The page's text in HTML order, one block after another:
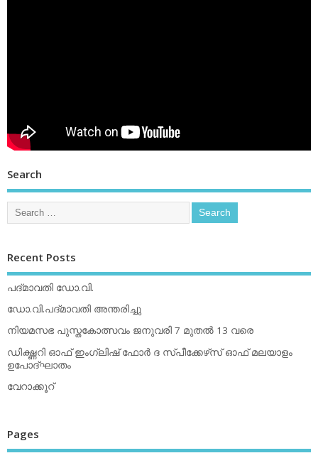
Search
Recent Posts
പദ്മാവതി ഡോ.വി.
ഡോ.വി.പദ്മാവതി അന്തരിച്ചു
നിയമസഭ പുസ്തകോത്സവം ജനുവരി 7 മുതല്‍ 13 വരെ
ഡിക്ഷ്ണറി ഓഫ് ഇംഗ്ലിഷ് ഫോര്‍ ദ സ്പീക്കേഴ്‌സ് ഓഫ് മലയാളം
ഉപോദ്ഘാതം
വേറാക്കൂറ്
Pages